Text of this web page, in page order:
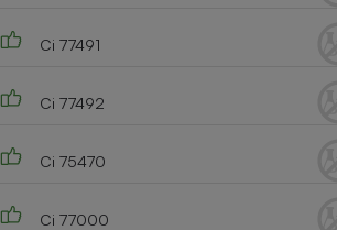
Ci 77491
Ci 77492
Ci 75470
Ci 77000